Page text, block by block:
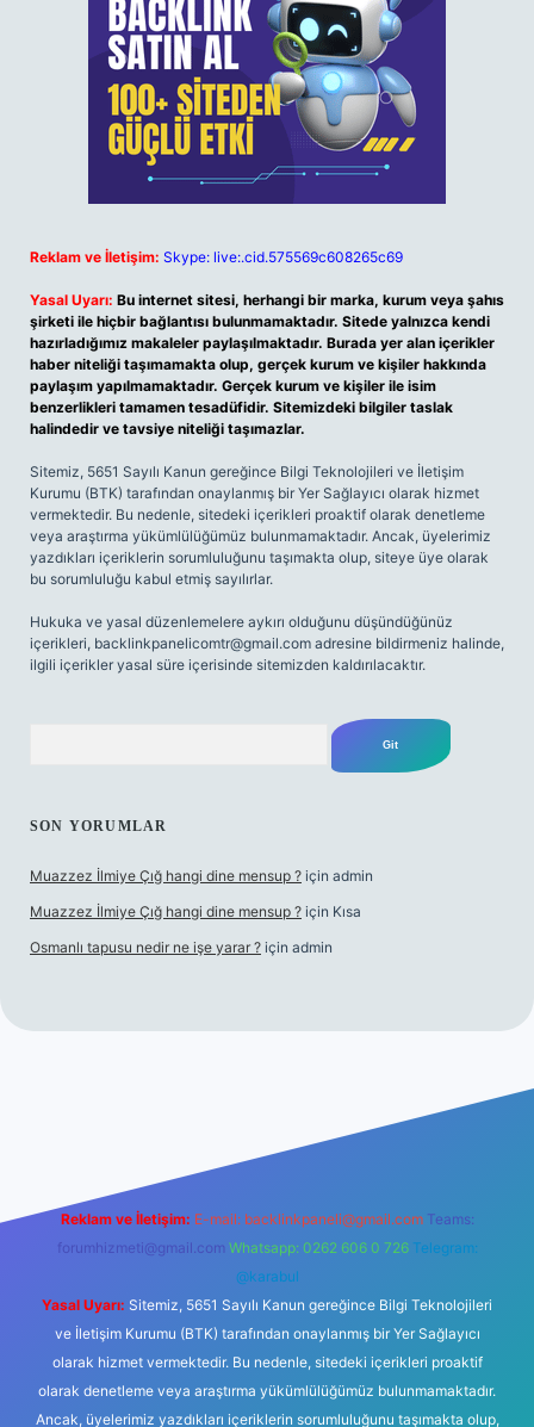
Reklam ve İletişim: Skype: live:.cid.575569c608265c69
Yasal Uyarı: Bu internet sitesi, herhangi bir marka, kurum veya şahıs
şirketi ile hiçbir bağlantısı bulunmamaktadır. Sitede yalnızca kendi
hazırladığımız makaleler paylaşılmaktadır. Burada yer alan içerikler
haber niteliği taşımamakta olup, gerçek kurum ve kişiler hakkında
paylaşım yapılmamaktadır. Gerçek kurum ve kişiler ile isim
benzerlikleri tamamen tesadüfidir. Sitemizdeki bilgiler taslak
halindedir ve tavsiye niteliği taşımazlar.
Sitemiz, 5651 Sayılı Kanun gereğince Bilgi Teknolojileri ve İletişim
Kurumu (BTK) tarafından onaylanmış bir Yer Sağlayıcı olarak hizmet
vermektedir. Bu nedenle, sitedeki içerikleri proaktif olarak denetleme
veya araştırma yükümlülüğümüz bulunmamaktadır. Ancak, üyelerimiz
yazdıkları içeriklerin sorumluluğunu taşımakta olup, siteye üye olarak
bu sorumluluğu kabul etmiş sayılırlar.
Hukuka ve yasal düzenlemelere aykırı olduğunu düşündüğünüz
içerikleri, backlinkpanelicomtr@gmail.com adresine bildirmeniz halinde,
ilgili içerikler yasal süre içerisinde sitemizden kaldırılacaktır.
SON YORUMLAR
Muazzez İlmiye Çığ hangi dine mensup ? için admin
Muazzez İlmiye Çığ hangi dine mensup ? için Kısa
Osmanlı tapusu nedir ne işe yarar ? için admin
m elexbet
Reklam ve İletişim: E-mail: backlinkpaneli@gmail.com Teams:
forumhizmeti@gmail.com Whatsapp: 0262 606 0 726 Telegram:
@karabul
Yasal Uyarı: Sitemiz, 5651 Sayılı Kanun gereğince Bilgi Teknolojileri
ve İletişim Kurumu (BTK) tarafından onaylanmış bir Yer Sağlayıcı
olarak hizmet vermektedir. Bu nedenle, sitedeki içerikleri proaktif
olarak denetleme veya araştırma yükümlülüğümüz bulunmamaktadır.
Ancak, üyelerimiz yazdıkları içeriklerin sorumluluğunu taşımakta olup,